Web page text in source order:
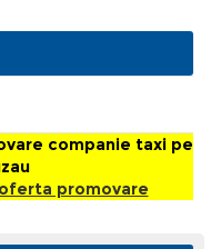
companie taxi pe
promovare